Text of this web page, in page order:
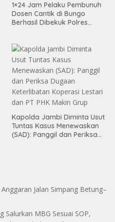
1×24 Jam Pelaku Pembunuh
Dosen Cantik di Bungo
Berhasil Dibekuk Polres
Kapolda Jambi Diminta Usut
Tuntas Kasus Menewaskan
(SAD): Panggil dan Periksa
Jalan Simpang Betung–
Salurkan MBG Sesuai SOP,